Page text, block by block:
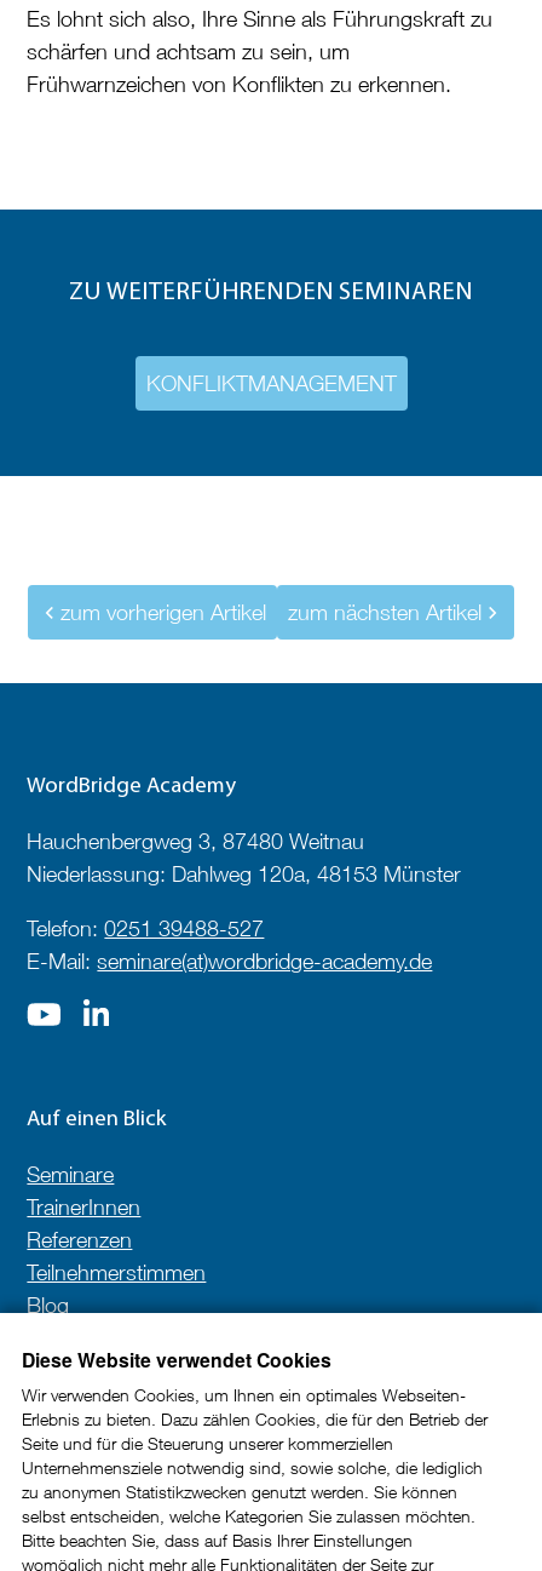
Diese Website verwendet Cookies
Wir verwenden Cookies, um Ihnen ein optimales Webseiten-
Erlebnis zu bieten. Dazu zählen Cookies, die für den Betrieb der
Seite und für die Steuerung unserer kommerziellen
Unternehmensziele notwendig sind, sowie solche, die lediglich
zu anonymen Statistikzwecken genutzt werden. Sie können
selbst entscheiden, welche Kategorien Sie zulassen möchten.
Bitte beachten Sie, dass auf Basis Ihrer Einstellungen
womöglich nicht mehr alle Funktionalitäten der Seite zur
Es lohnt sich also, Ihre Sinne als Führungskraft zu
schärfen und achtsam zu sein, um
Frühwarnzeichen von Konflikten zu erkennen.
ZU WEITERFÜHRENDEN SEMINAREN
KONFLIKTMANAGEMENT
zum vorherigen Artikel zum nächsten Artikel
WordBridge Academy
Hauchenbergweg 3, 87480 Weitnau
Niederlassung: Dahlweg 120a, 48153 Münster
Telefon:0251 39488-527
E-Mail:seminare(at)wordbridge-academy.de
Auf einen Blick
Seminare
TrainerInnen
Referenzen
Teilnehmerstimmen
Blog
Newsletter
In unserem Newsletter erhalten Sie wertvolle Impulse
und Tipps rund um die Kundenkommunikation im
B2B-Bereich.